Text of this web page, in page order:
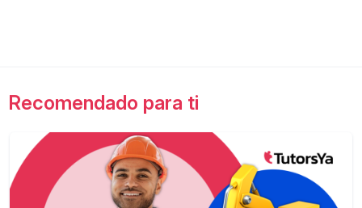
Recomendado para ti